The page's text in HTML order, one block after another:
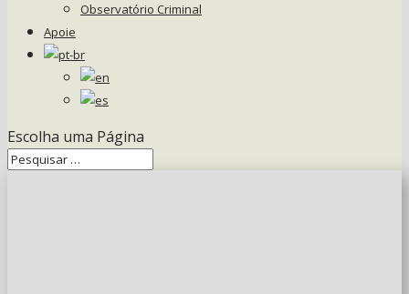
Observatório Criminal
Apoie
Escolha uma Página